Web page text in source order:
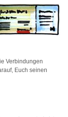
Verbindungen
Euch seinen